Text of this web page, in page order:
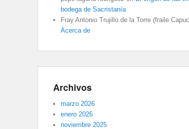
bodega de Sacristanía
Fray Antonio Trujillo de la Torre (fraile
Acerca de
Archivos
marzo 2026
enero 2026
noviembre 2025